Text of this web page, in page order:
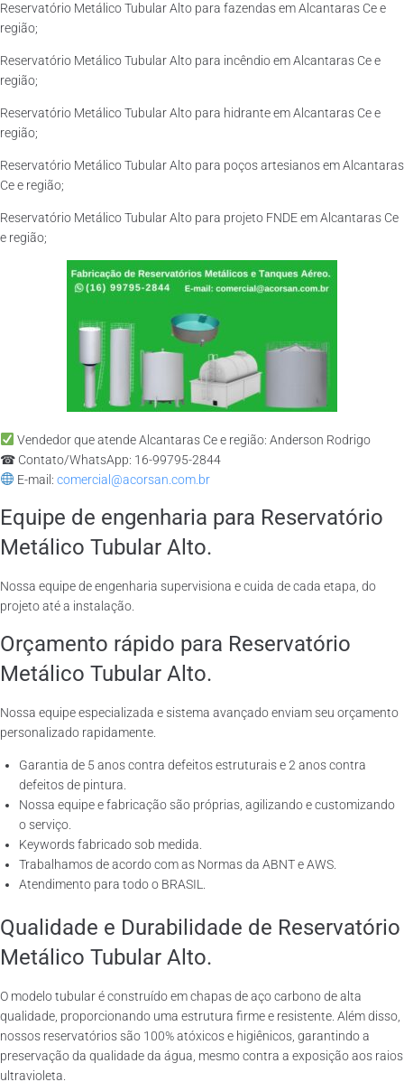
Reservatório Metálico Tubular Alto para fazendas em Alcantaras Ce e
região;
Reservatório Metálico Tubular Alto para incêndio em Alcantaras Ce e
região;
Reservatório Metálico Tubular Alto para hidrante em Alcantaras Ce e
região;
Reservatório Metálico Tubular Alto para poços artesianos em Alcantaras
Ce e região;
Reservatório Metálico Tubular Alto para projeto FNDE em Alcantaras Ce
e região;
Vendedor que atende Alcantaras Ce e região: Anderson Rodrigo
☎ Contato/WhatsApp: 16-99795-2844
E-mail: comercial@acorsan.com.br
Equipe de engenharia para Reservatório
Metálico Tubular Alto.
Nossa equipe de engenharia supervisiona e cuida de cada etapa, do
projeto até a instalação.
Orçamento rápido para Reservatório
Metálico Tubular Alto.
Nossa equipe especializada e sistema avançado enviam seu orçamento
personalizado rapidamente.
Garantia de 5 anos contra defeitos estruturais e 2 anos contra
defeitos de pintura.
Nossa equipe e fabricação são próprias, agilizando e customizando
o serviço.
Keywords fabricado sob medida.
Trabalhamos de acordo com as Normas da ABNT e AWS.
Atendimento para todo o BRASIL.
Qualidade e Durabilidade de Reservatório
Metálico Tubular Alto.
O modelo tubular é construído em chapas de aço carbono de alta
qualidade, proporcionando uma estrutura firme e resistente. Além disso,
nossos reservatórios são 100% atóxicos e higiênicos, garantindo a
preservação da qualidade da água, mesmo contra a exposição aos raios
ultravioleta.